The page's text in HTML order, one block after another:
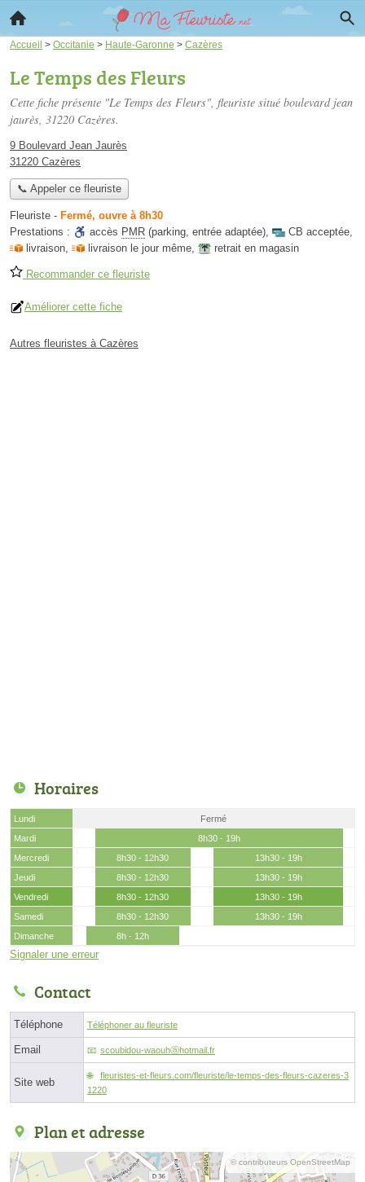
Accueil > Occitanie > Haute-Garonne > Cazères
Le Temps des Fleurs
Cette fiche présente "Le Temps des Fleurs", fleuriste situé boulevard jean
jaurès, 31220 Cazères.
9 Boulevard Jean Jaurès
31220 Cazères
📞 Appeler ce fleuriste
Fleuriste - Fermé, ouvre à 8h30
Prestations :
accès PMR (parking, entrée adaptée), CB acceptée,
livraison, livraison le jour même, retrait en magasin
Recommander ce fleuriste
Améliorer cette fiche
Autres fleuristes à Cazères
Horaires
Lundi
Fermé
Mardi
8h30 - 19h
Mercredi
8h30 - 12h30
13h30 - 19h
Jeudi
8h30 - 12h30
13h30 - 19h
Vendredi
8h30 - 12h30
13h30 - 19h
Samedi
8h30 - 12h30
13h30 - 19h
Dimanche
8h - 12h
Signaler une erreur
Contact
Téléphone Téléphoner au fleuriste
Email scoubidou-waouhⓐhotmail.fr
Site web
fleuristes-et-fleurs.com/fleuriste/le-temps-des-fleurs-cazeres-3
1220
Plan et adresse
© contributeurs OpenStreetMap